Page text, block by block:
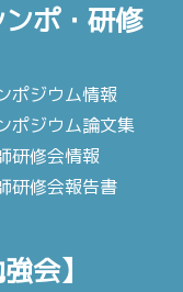
ンポ・研修
ポジウム情報
ポジウム論文集
研修会情報
研修会報告書
強会】